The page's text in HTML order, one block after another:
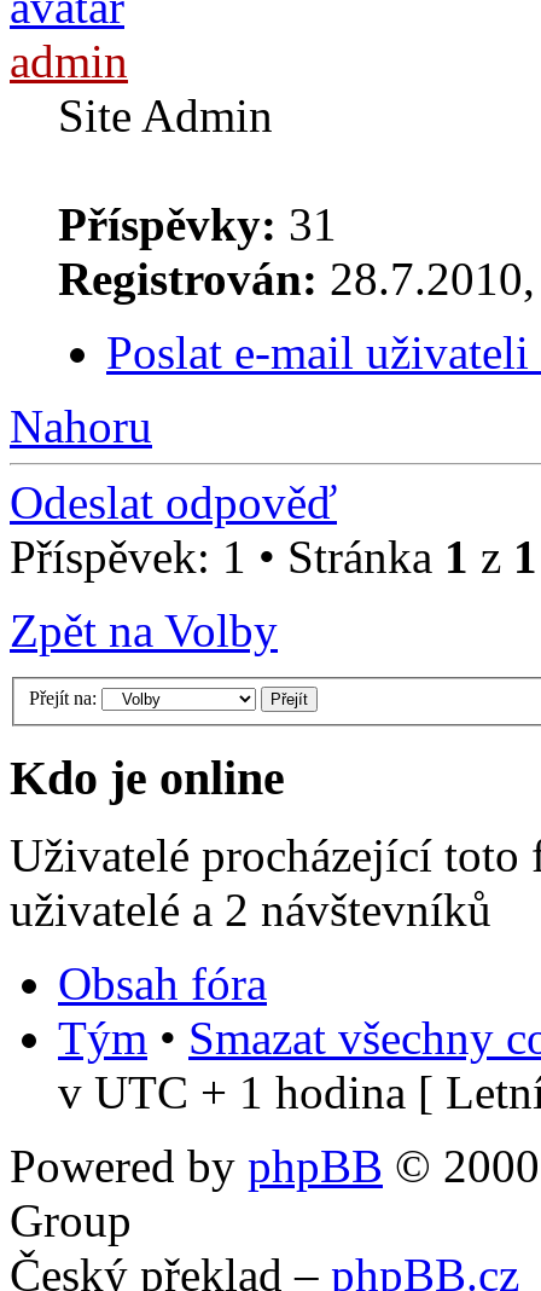
admin
Site Admin
Příspěvky: 31
Registrován:
Poslat e-mail
Nahoru
Odeslat odpověď
Příspěvek: 1 • Stránka 1 z 1
Zpět na Volby
Přejít na:
Kdo je online
Uživatelé procházející
uživatelé a 2 návštevníků
Obsah fóra
Tým • Smazat všechny
v UTC + 1 hodina [
Powered by phpBB ©
Group
Český překlad – phpBB.cz